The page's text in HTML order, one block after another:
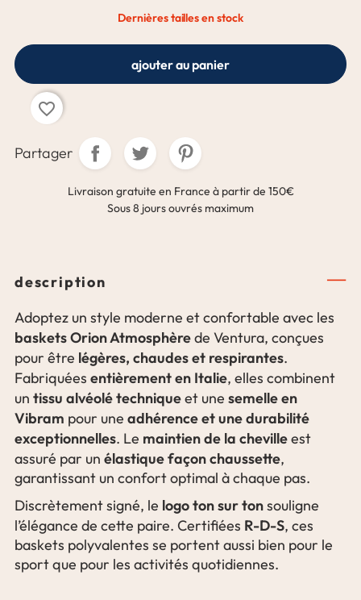
Dernières tailles en stock
ajouter au panier
favorite_border
Partager
Livraison gratuite en France à partir de 150€
Sous 8 jours ouvrés maximum
description
Adoptez un style moderne et confortable avec les
baskets Orion Atmosphèrede Ventura, conçues
pour être légères, chaudes et respirantes.
Fabriquées entièrement en Italie, elles combinent
un tissu alvéolé techniqueet une semelle en
Vibram pour une adhérence et une durabilité
exceptionnelles. Le maintien de la chevilleest
assuré par un élastique façon chaussette,
garantissant un confort optimal à chaque pas.
Discrètement signé, le logo ton sur tonsouligne
l’élégance de cette paire. Certifiées R-D-S, ces
baskets polyvalentes se portent aussi bien pour le
sport que pour les activités quotidiennes.